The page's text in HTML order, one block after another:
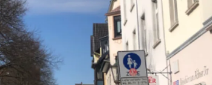
書籍・雑誌出版
チャレンジ